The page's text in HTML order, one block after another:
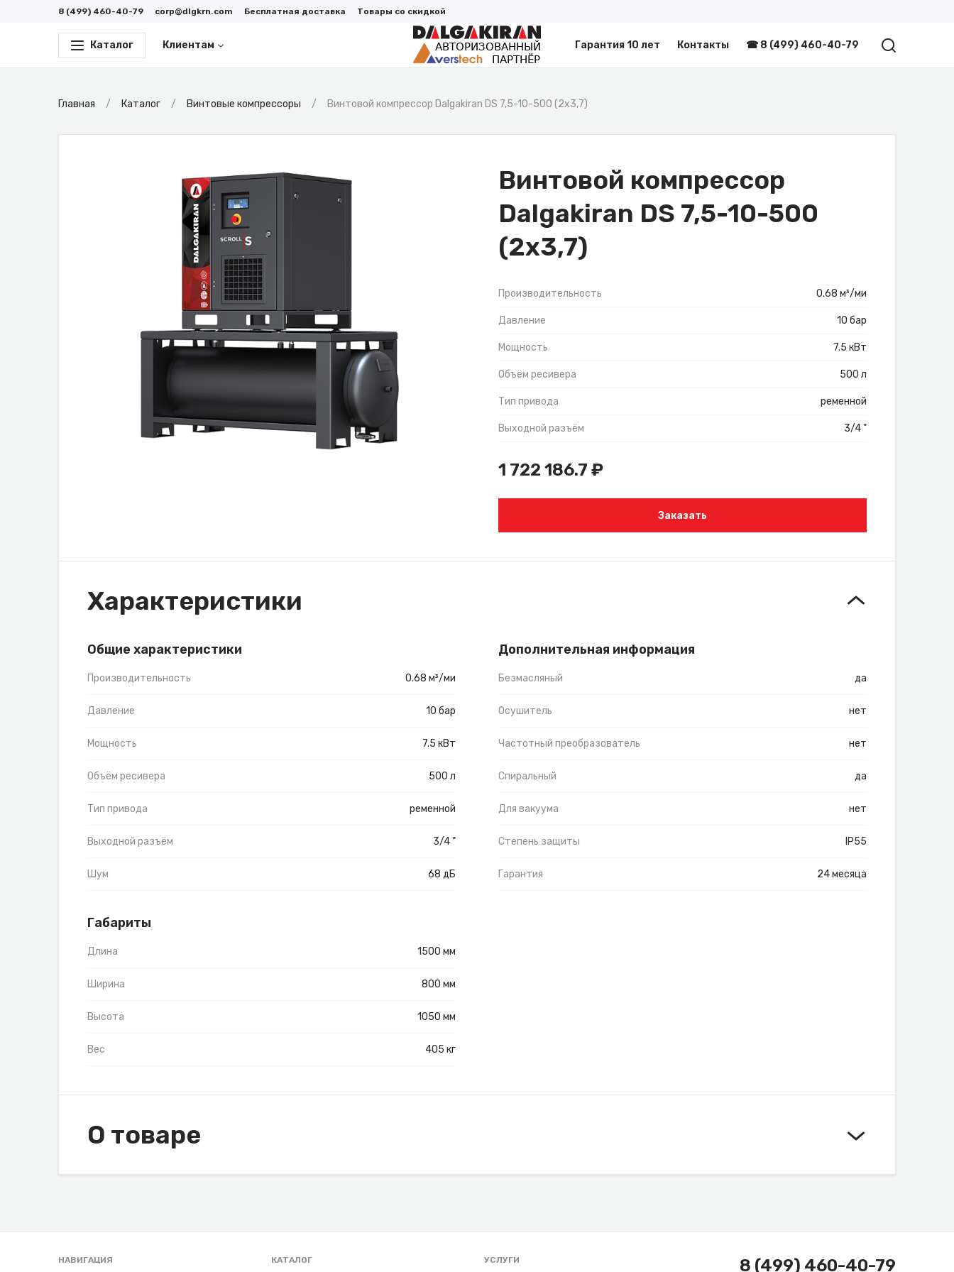
8 (499) 460-40-79 corp@dlgkrn.com Бесплатная доставка Товары со скидкой
Каталог Клиентам Гарантия 10 лет Контакты ☎ 8 (499) 460-40-79
Главная Каталог Винтовые компрессоры Винтовой компрессор Dalgakiran DS 7,5-10-500 (2x3,7)
Винтовой компрессор
Dalgakiran DS 7,5-10-500
(2x3,7)
Производительность 0.68 м³/ми
Давление 10 бар
Мощность 7.5 кВт
Объём ресивера 500 л
Тип привода ременной
Выходной разъём 3/4 "
1 722 186.7 ₽
Заказать
Характеристики
Общие характеристики
Производительность 0.68 м³/ми
Давление 10 бар
Мощность 7.5 кВт
Объём ресивера 500 л
Тип привода ременной
Выходной разъём 3/4 "
Шум 68 дБ
Дополнительная информация
Безмасляный да
Осушитель нет
Частотный преобразователь нет
Спиральный да
Для вакуума нет
Степень защиты IP55
Гарантия 24 месяца
Габариты
Длина 1500 мм
Ширина 800 мм
Высота 1050 мм
Вес 405 кг
О товаре
НАВИГАЦИЯ КАТАЛОГ УСЛУГИ 8 (499) 460-40-79